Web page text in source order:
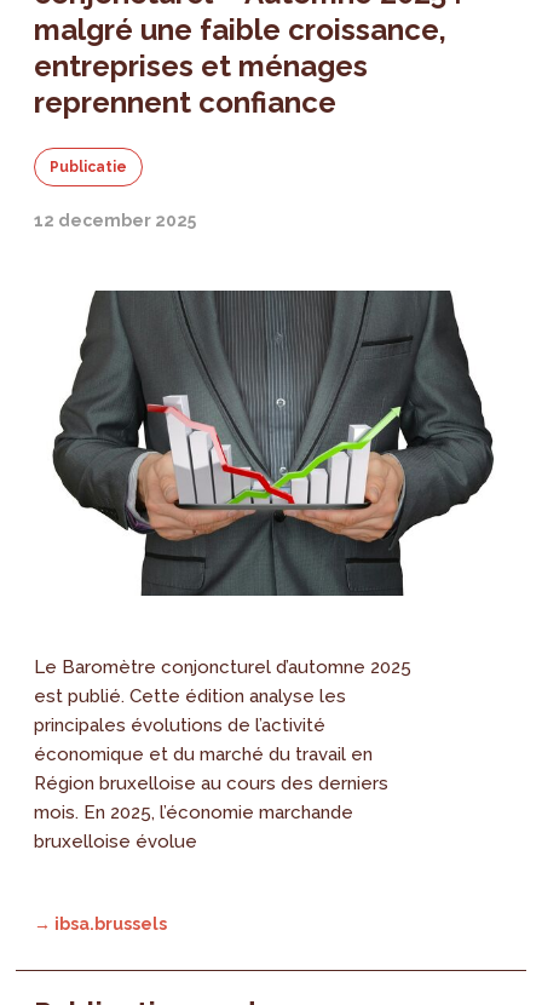
malgré une faible croissance,
entreprises et ménages
reprennent confiance
Publicatie
12 december 2025
Le Baromètre conjoncturel d’automne 2025
est publié. Cette édition analyse les
principales évolutions de l’activité
économique et du marché du travail en
Région bruxelloise au cours des derniers
mois. En 2025, l’économie marchande
bruxelloise évolue
→ ibsa.brussels